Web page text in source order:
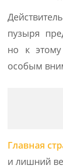
пузыря
но к
особым
Главная
и лишний